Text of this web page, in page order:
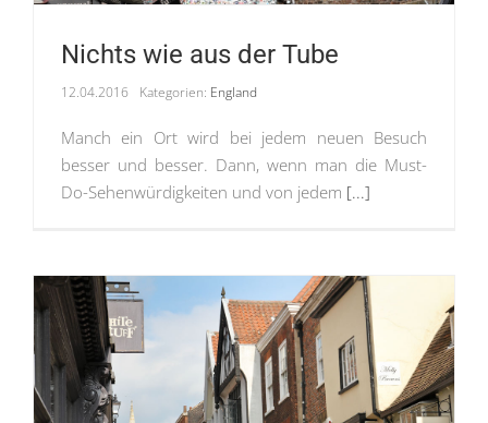
Nichts wie aus der Tube
12.04.2016 Kategorien: England
Manch ein Ort wird bei jedem neuen Besuch
besser und besser. Dann, wenn man die Must-
Do-Sehenwürdigkeiten und von jedem [...]